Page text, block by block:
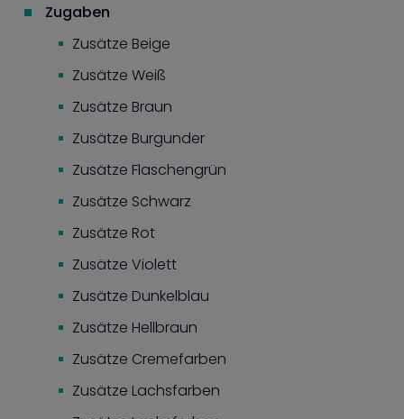
Zugaben
Zusätze Beige
Zusätze Weiß
Zusätze Braun
Zusätze Burgunder
Zusätze Flaschengrün
Zusätze Schwarz
Zusätze Rot
Zusätze Violett
Zusätze Dunkelblau
Zusätze Hellbraun
Zusätze Cremefarben
Zusätze Lachsfarben